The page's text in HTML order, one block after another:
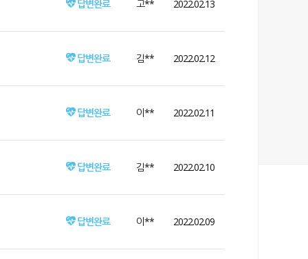
답변완료 고** 2022.02.13
답변완료 김** 2022.02.12
답변완료 이** 2022.02.11
답변완료 김** 2022.02.10
답변완료 이** 2022.02.09